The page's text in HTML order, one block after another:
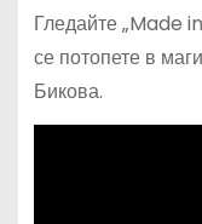
Гледайте „Made
се потопете в
Бикова.